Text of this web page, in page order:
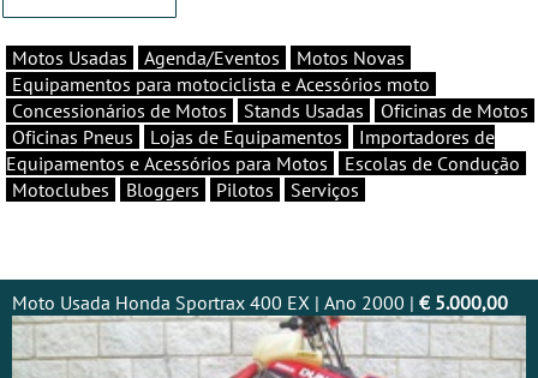
Motos Usadas Agenda/Eventos
Motos Novas
Equipamentos para motociclista e Acessórios moto
Concessionários de Motos
Stands Usadas
Oficinas de Motos
Oficinas Pneus
Lojas de Equipamentos
Importadores de
Equipamentos e Acessórios para Motos
Escolas de Condução
Motoclubes
Bloggers Pilotos Serviços
Moto Usada Honda Sportrax 400 EX | Ano 2000 | € 5.000,00